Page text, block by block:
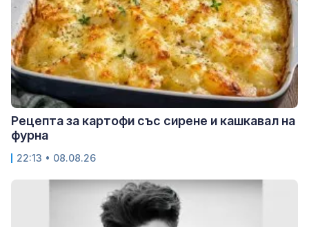
Рецепта за картофи със сирене и кашкавал на
фурна
22:13 • 08.08.26